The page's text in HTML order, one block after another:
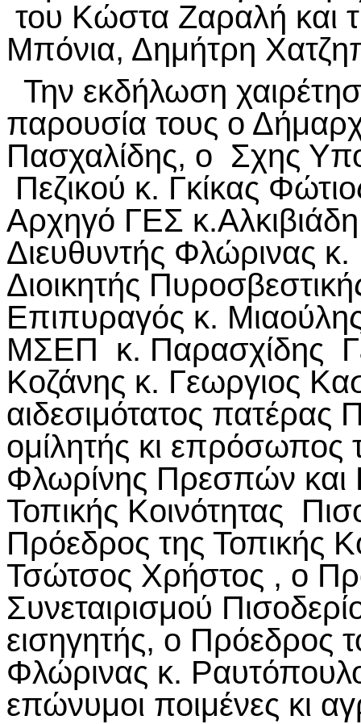
του Κώστα Ζαραλή και
Μπόνια, Δημήτρη
Την εκδήλωση
παρουσία τους ο
Πασχαλίδης, ο Σχης
Πεζικού κ. Γκίκας
Αρχηγό ΓΕΣ
Διευθυντής Φλώρινας κ.
Διοικητής
Επιπυραγός κ.
ΜΣΕΠ κ. Παρασχίδης
Κοζάνης κ. Γεωργιος
αιδεσιμότατος
ομίλητής κι
Φλωρίνης Πρεσπών και
Τοπικής Κοινότητας
Πρόεδρος της Τοπικής
Τσώτσος Χρήστος , ο
Συνεταιρισμού
εισηγητής, ο Πρόεδρος
Φλώρινας κ.
επώνυμοι ποιμένες κι